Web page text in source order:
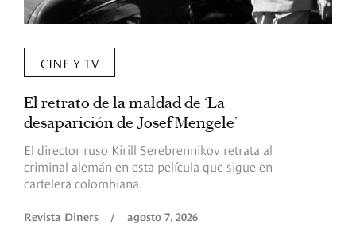
CINE Y TV
El retrato de la maldad de ‘La
desaparición de Josef Mengele’
El director ruso Kirill Serebrennikov retrata al
criminal alemán en esta película que sigue en
cartelera colombiana.
Revista Diners / agosto 7, 2026